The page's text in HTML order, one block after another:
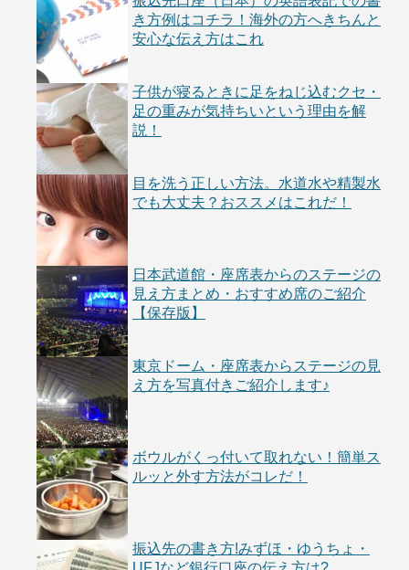
き方例はコチラ！海外の方へきちんと
安心な伝え方はこれ
子供が寝るときに足をねじ込むクセ・
足の重みが気持ちいという理由を解
説！
目を洗う正しい方法。水道水や精製水
でも大丈夫？おススメはこれだ！
日本武道館・座席表からのステージの
見え方まとめ・おすすめ席のご紹介
【保存版】
東京ドーム・座席表からステージの見
え方を写真付きご紹介します♪
ボウルがくっ付いて取れない！簡単ス
ルッと外す方法がコレだ！
振込先の書き方!みずほ・ゆうちょ・